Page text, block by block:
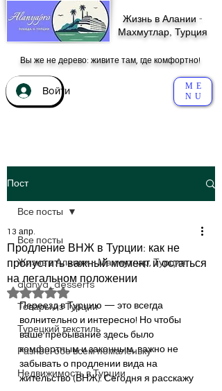
Жизнь в Алании -
Махмутлар, Турция
Вы же не дерево: живите там, где комфортно!
Войти
ME
NU
Пост
Все посты
Жизнь в Алании - Махмутлар, Турция
alanya_desserts
Товары из Турции
Турецкий текстиль
Разное: обо всем помаленьку
Недвижимость в Турции
Все посты
Продление ВНЖ в Турции: как не
пропустить важный момент и остаться
на легальном положении
13 апр.
Оценка: не число из 5 звезд.
Переезд в Турцию — это всегда
волнительно и интересно! Но чтобы
ваше пребывание здесь было
комфортным и законным, важно не
забывать о продлении вида на
жительство (ВНЖ). Сегодня я расскажу